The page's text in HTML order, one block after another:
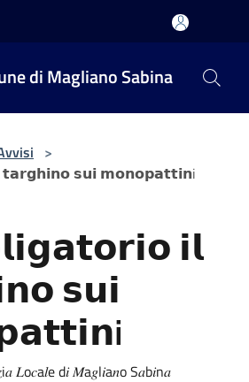
di Magliano Sabina
>
𝘁𝗮𝗿𝗴𝗵𝗶𝗻𝗼 𝘀𝘂𝗶 𝗺𝗼𝗻𝗼𝗽𝗮𝘁𝘁𝗶𝗻i
𝗶𝗹
𝘀𝘂𝗶
𝐿o𝑐a𝑙e d𝑖 𝑀a𝑔l𝑖a𝑛o S𝑎b𝑖n𝑎